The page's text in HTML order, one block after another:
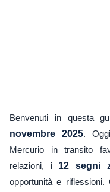
Benvenuti in questa
novembre 2025.
Mercurio in transito
relazioni, i 12 segni
opportunità e